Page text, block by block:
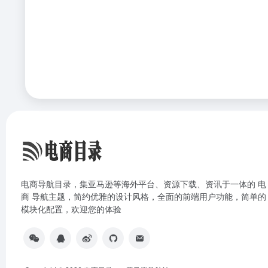
电商导航目录，集亚马逊等海外平台、资源下载、资讯于一体的 电
商 导航主题，简约优雅的设计风格，全面的前端用户功能，简单的
模块化配置，欢迎您的体验